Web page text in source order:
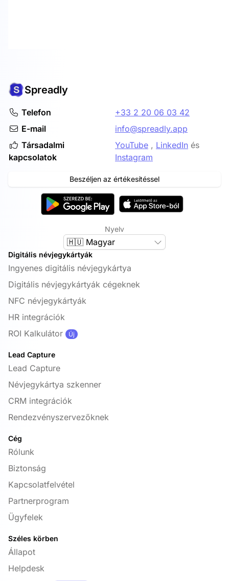
Spreadly
Telefon
+33 2 20 06 03 42
E-mail
info@spreadly.app
Társadalmi
kapcsolatok
YouTube , LinkedIn és
Instagram
Beszéljen az értékesítéssel
Nyelv
🇭🇺 Magyar
Digitális névjegykártyák
Ingyenes digitális névjegykártya
Digitális névjegykártyák cégeknek
NFC névjegykártyák
HR integrációk
ROI Kalkulátor
Új
Lead Capture
Lead Capture
Névjegykártya szkenner
CRM integrációk
Rendezvényszervezőknek
Cég
Rólunk
Biztonság
Kapcsolatfelvétel
Partnerprogram
Ügyfelek
Széles körben
Állapot
Helpdesk